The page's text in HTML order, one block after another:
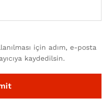
için adım, e-posta
kaydedilsin.